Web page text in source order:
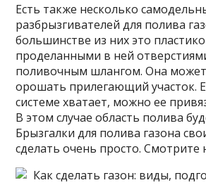
Есть также несколько
разбрызгивателей для полива
большинстве из них это
проделанными в ней
поливочным шлангом. Она
орошать прилегающий участок.
системе хватает, можно ее
В этом случае область полива
Брызгалки для полива газона
сделать очень просто. Смотрите